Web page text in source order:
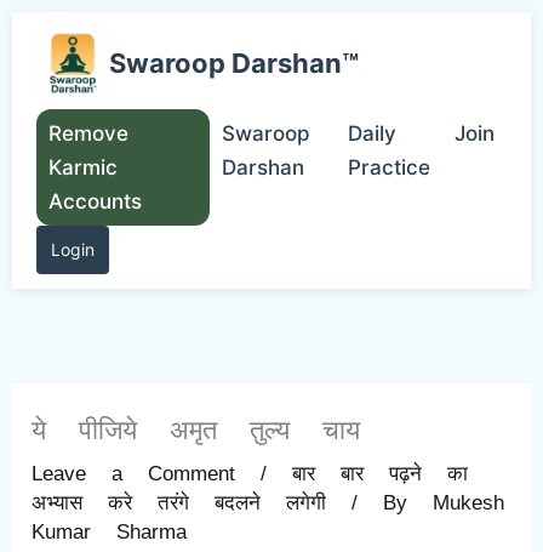
content
Swaroop Darshan™
Remove
Karmic
Accounts
Swaroop
Darshan
Daily
Practice
Join
Login
ये पीजिये अमृत तुल्य चाय
Leave a Comment /बार बार पढ़ने का
अभ्यास करे तरंगे बदलने लगेगी / By Mukesh
Kumar Sharma